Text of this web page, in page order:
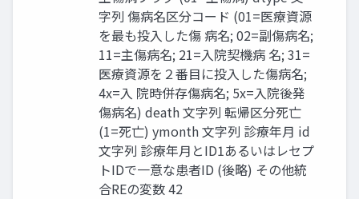
字列 傷病名区分コード (01=医療資源
を最も投入した傷 病名; 02=副傷病名;
11=主傷病名; 21=入院契機病 名; 31=
医療資源を２番目に投入した傷病名;
4x=入 院時併存傷病名; 5x=入院後発
傷病名) death 文字列 転帰区分死亡
(1=死亡) ymonth 文字列 診療年月 id
文字列 診療年月とID1あるいはレセプ
トIDで一意な患者ID (後略) その他統
合REの変数 42